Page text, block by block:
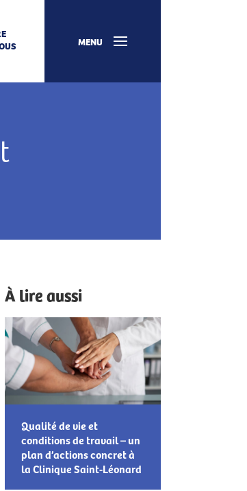
MENU
À lire aussi
Qualité de vie et
conditions de travail – un
plan d’actions concret à
la Clinique Saint-Léonard